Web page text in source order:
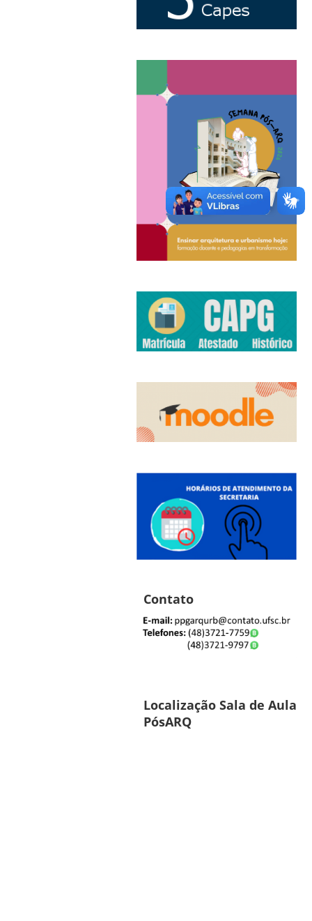
Contato
Localização Sala de Aula
PósARQ